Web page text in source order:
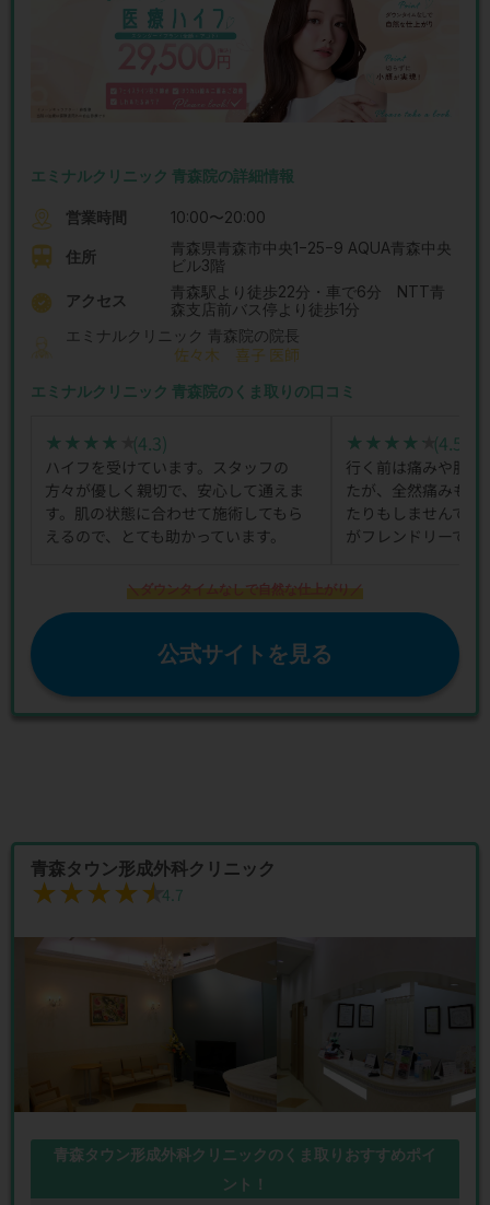
エミナルクリニック 青森院の詳細情報
営業時間 10:00〜20:00
住所
青森県青森市中央1−25−9 AQUA青森中央
ビル3階
アクセス
青森駅より徒歩22分・車で6分 NTT青
森支店前バス停より徒歩1分
エミナルクリニック 青森院の院長
佐々木 喜子 医師
エミナルクリニック 青森院のくま取りの口コミ
★★★★★
★★★★★(4.3)
ハイフを受けています。スタッフの
方々が優しく親切で、安心して通えま
す。肌の状態に合わせて施術してもら
えるので、とても助かっています。
★★★★★
★★★★★(4.5)
行く前は痛みや肌
たが、全然痛みも
たりもしませんで
がフレンドリーで楽
＼ダウンタイムなしで自然な仕上がり／
公式サイトを見る
青森タウン形成外科クリニック
★★★★★
★★★★★4.7
青森タウン形成外科クリニックのくま取りおすすめポイ
ント！